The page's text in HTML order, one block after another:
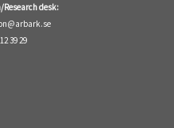
desk:
39 29